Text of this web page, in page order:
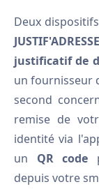
Deux
JUSTIF'ADRESSE
justificatif de
un fournisseur
second
remise de
identité via
un QR code
depuis votre